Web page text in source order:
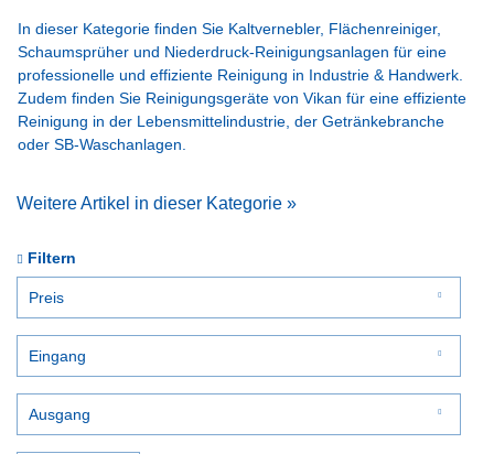
In dieser Kategorie finden Sie Kaltvernebler, Flächenreiniger,
Schaumsprüher und Niederdruck-Reinigungsanlagen für eine
professionelle und effiziente Reinigung in Industrie & Handwerk.
Zudem finden Sie Reinigungsgeräte von Vikan für eine effiziente
Reinigung in der Lebensmittelindustrie, der Getränkebranche
oder SB-Waschanlagen.
Weitere Artikel in dieser Kategorie »
Filtern
Preis
Eingang
3/8''
Ausgang